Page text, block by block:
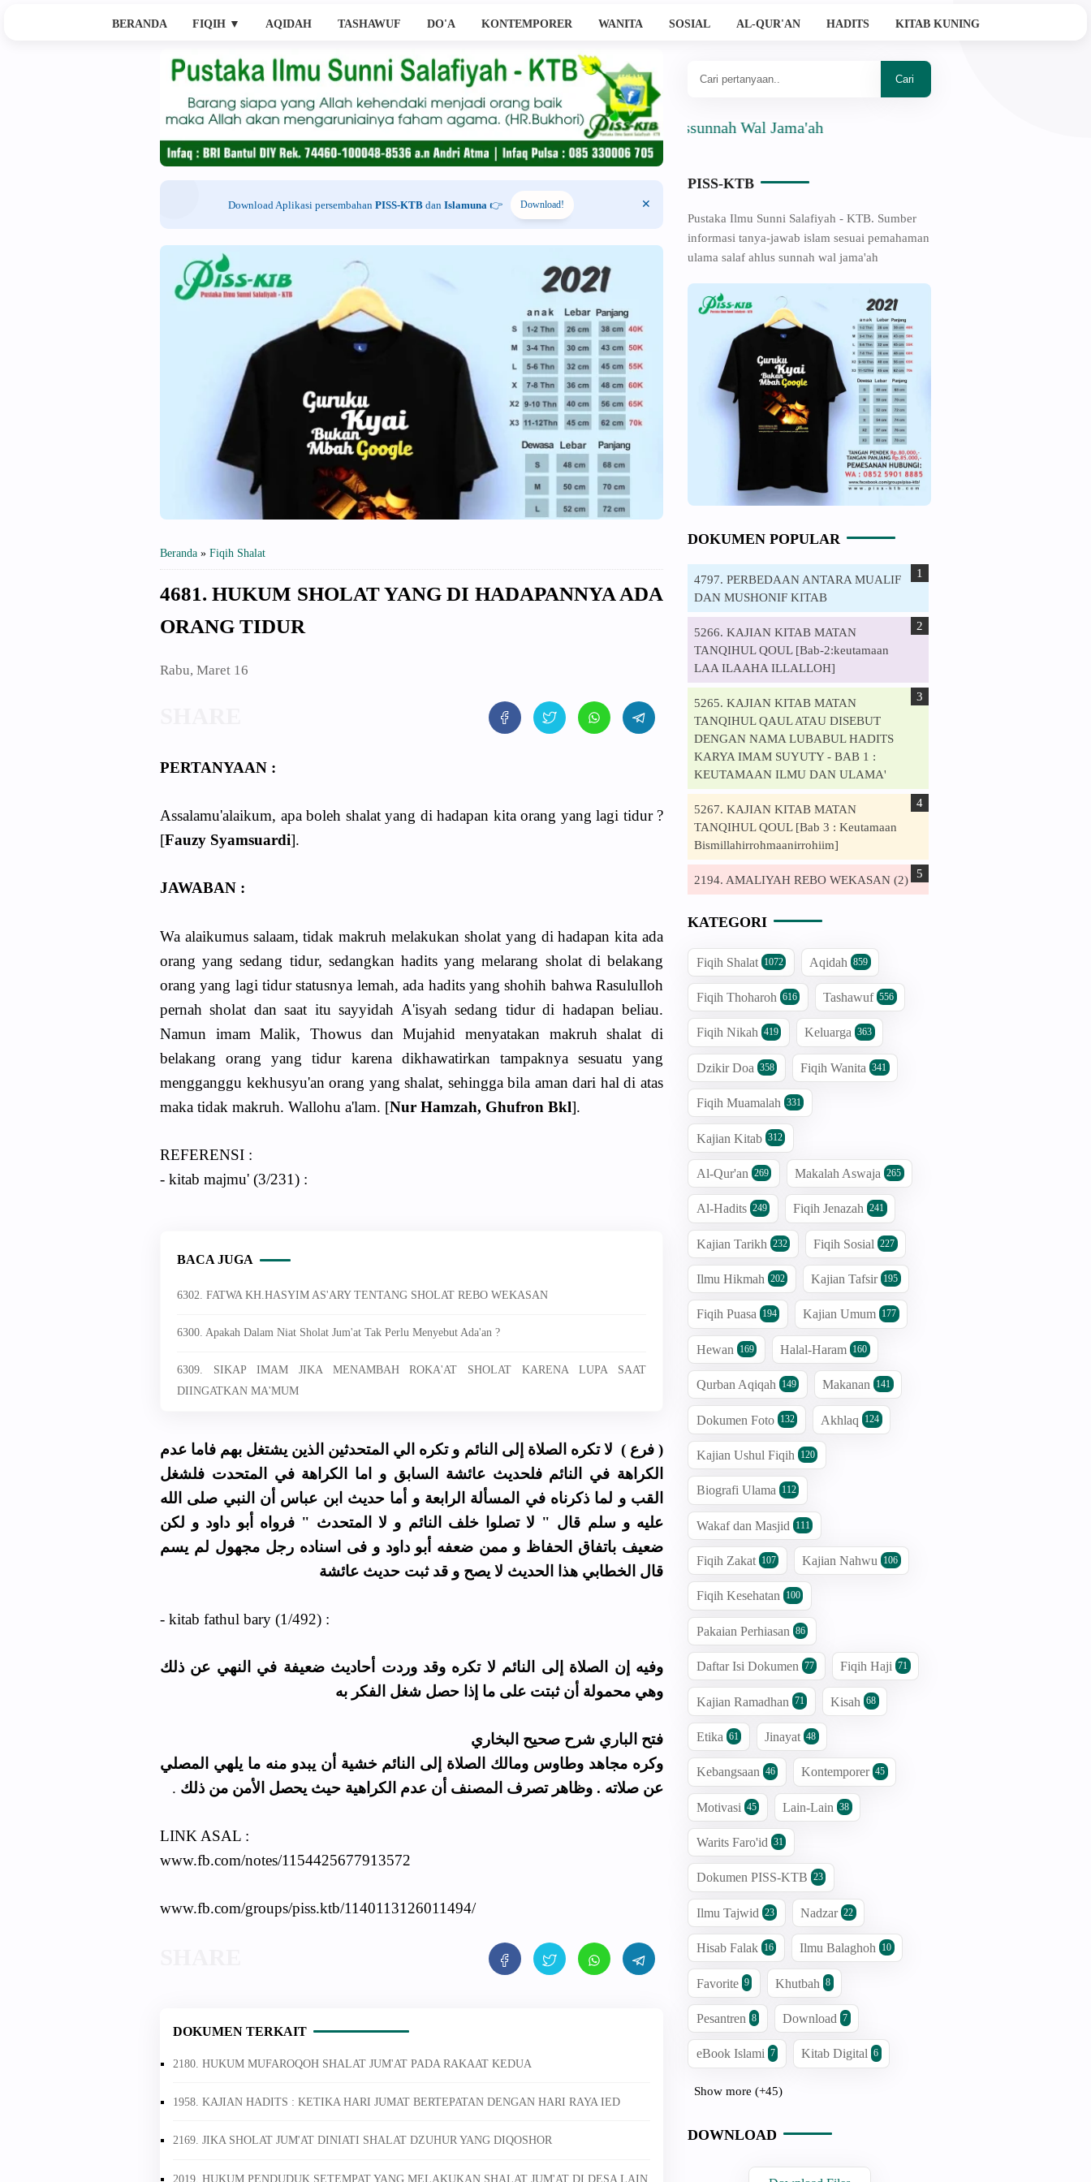
BERANDA FIQIH ▼ AQIDAH TASHAWUF DO'A KONTEMPORER WANITA SOSIAL AL-QUR'AN HADITS KITAB KUNING
Download Aplikasi persembahan PISS-KTBdan Islamuna 👉 Download!
Beranda » Fiqih Shalat
4681. HUKUM SHOLAT YANG DI HADAPANNYA ADA
ORANG TIDUR
Rabu, Maret 16
PERTANYAAN :
Assalamu'alaikum, apa boleh shalat yang di hadapan kita orang yang lagi tidur ?
[Fauzy Syamsuardi].
JAWABAN :
Wa alaikumus salaam, tidak makruh melakukan sholat yang di hadapan kita ada
orang yang sedang tidur, sedangkan hadits yang melarang sholat di belakang
orang yang lagi tidur statusnya lemah, ada hadits yang shohih bahwa Rasululloh
pernah sholat dan saat itu sayyidah A'isyah sedang tidur di hadapan beliau.
Namun imam Malik, Thowus dan Mujahid menyatakan makruh shalat di
belakang orang yang tidur karena dikhawatirkan tampaknya sesuatu yang
mengganggu kekhusyu'an orang yang shalat, sehingga bila aman dari hal di atas
maka tidak makruh. Wallohu a'lam. [Nur Hamzah, Ghufron Bkl].
REFERENSI :
- kitab majmu' (3/231) :
BACA JUGA
6302. FATWA KH.HASYIM AS'ARY TENTANG SHOLAT REBO WEKASAN
6300. Apakah Dalam Niat Sholat Jum'at Tak Perlu Menyebut Ada'an ?
6309. SIKAP IMAM JIKA MENAMBAH ROKA'AT SHOLAT KARENA LUPA SAAT
DIINGATKAN MA'MUM
( فرع ) لا تكره الصلاة إلى النائم و تكره الي المتحدثين الذين يشتغل بهم فاما عدم
الكراهة في النائم فلحديث عائشة السابق و اما الكراهة في المتحدت فلشغل
القب و لما ذكرناه في المسألة الرابعة و أما حديث ابن عباس أن النبي صلى الله
عليه و سلم قال " لا تصلوا خلف النائم و لا المتحدث " فرواه أبو داود و لكن
ضعيف باتفاق الحفاظ و ممن ضعفه أبو داود و فى اسناده رجل مجهول لم يسم
قال الخطابي هذا الحديث لا يصح و قد ثبت حديث عائشة
- kitab fathul bary (1/492) :
وفيه إن الصلاة إلى النائم لا تكره وقد وردت أحاديث ضعيفة في النهي عن ذلك
وهي محمولة أن ثبتت على ما إذا حصل شغل الفكر به
فتح الباري شرح صحيح البخاري
وكره مجاهد وطاوس ومالك الصلاة إلى النائم خشية أن يبدو منه ما يلهي المصلي
عن صلاته . وظاهر تصرف المصنف أن عدم الكراهية حيث يحصل الأمن من ذلك .
LINK ASAL :
www.fb.com/notes/1154425677913572
www.fb.com/groups/piss.ktb/1140113126011494/
DOKUMEN TERKAIT
2180. HUKUM MUFAROQOH SHALAT JUM'AT PADA RAKAAT KEDUA
1958. KAJIAN HADITS : KETIKA HARI JUMAT BERTEPATAN DENGAN HARI RAYA IED
2169. JIKA SHOLAT JUM'AT DINIATI SHALAT DZUHUR YANG DIQOSHOR
2019. HUKUM PENDUDUK SETEMPAT YANG MELAKUKAN SHALAT JUM'AT DI DESA LAIN
Ahlussunnah Wal Jama'ah
PISS-KTB
Pustaka Ilmu Sunni Salafiyah - KTB. Sumber
informasi tanya-jawab islam sesuai pemahaman
ulama salaf ahlus sunnah wal jama'ah
DOKUMEN POPULAR
4797. PERBEDAAN ANTARA MUALIF
DAN MUSHONIF KITAB
5266. KAJIAN KITAB MATAN
TANQIHUL QOUL [Bab-2:keutamaan
LAA ILAAHA ILLALLOH]
5265. KAJIAN KITAB MATAN
TANQIHUL QAUL ATAU DISEBUT
DENGAN NAMA LUBABUL HADITS
KARYA IMAM SUYUTY - BAB 1 :
KEUTAMAAN ILMU DAN ULAMA'
5267. KAJIAN KITAB MATAN
TANQIHUL QOUL [Bab 3 : Keutamaan
Bismillahirrohmaanirrohiim]
2194. AMALIYAH REBO WEKASAN (2)
KATEGORI
Fiqih Shalat 1072 Aqidah 859
Fiqih Thoharoh 616 Tashawuf 556
Fiqih Nikah 419 Keluarga 363
Dzikir Doa 358 Fiqih Wanita 341
Fiqih Muamalah 331
Kajian Kitab 312
Al-Qur'an 269 Makalah Aswaja 265
Al-Hadits 249 Fiqih Jenazah 241
Kajian Tarikh 232 Fiqih Sosial 227
Ilmu Hikmah 202 Kajian Tafsir 195
Fiqih Puasa 194 Kajian Umum 177
Hewan 169 Halal-Haram 160
Qurban Aqiqah 149 Makanan 141
Dokumen Foto 132 Akhlaq 124
Kajian Ushul Fiqih 120
Biografi Ulama 112
Wakaf dan Masjid 111
Fiqih Zakat 107 Kajian Nahwu 106
Fiqih Kesehatan 100
Pakaian Perhiasan 86
Daftar Isi Dokumen 77 Fiqih Haji 71
Kajian Ramadhan 71 Kisah 68
Etika 61 Jinayat 48
Kebangsaan 46 Kontemporer 45
Motivasi 45 Lain-Lain 38
Warits Faro'id 31
Dokumen PISS-KTB 23
Ilmu Tajwid 23 Nadzar 22
Hisab Falak 16 Ilmu Balaghoh 10
Favorite 9 Khutbah 8
Pesantren 8 Download 7
eBook Islami 7 Kitab Digital 6
Show more (+45)
DOWNLOAD